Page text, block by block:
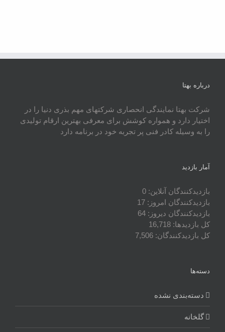
درباره بهتا
شرکت بهتا نمایندگی انحصاری شرکتهای مهم بذری دنیا را در
اختیار دارد و همواره کوشش برای معرفی بهترین ارقام تولیدی
را به وسیله کادر فنی پر تجربه خود در برنامه دارد
آمار بازدید
بازدیدکنندگان آنلاین: 0
بازدیدکنندگان امروز: 17
بازدیدکنندگان دیروز: 64
کل بازدیدها: 16,718
کل بازدیدکنند‌گان: 7,506
دسته‌ها
دسته‌بندی نشده
گلخانه